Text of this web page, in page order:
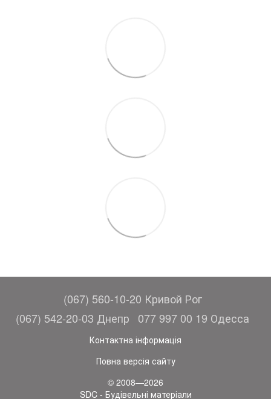
(067) 560-10-20 Кривой Рог
(067) 542-20-03 Днепр
077 997 00 19 Одесса
Контактна інформація
Повна версія сайту
© 2008—2026
SDC - Будівельні матеріали